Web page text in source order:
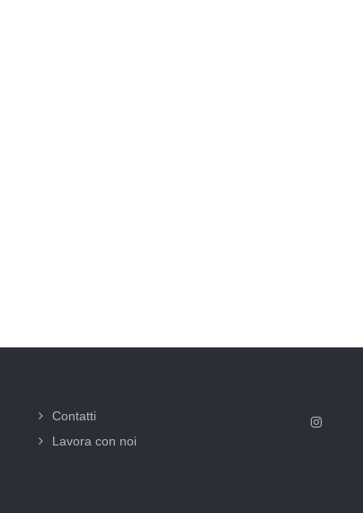
Contatti
Lavora con noi